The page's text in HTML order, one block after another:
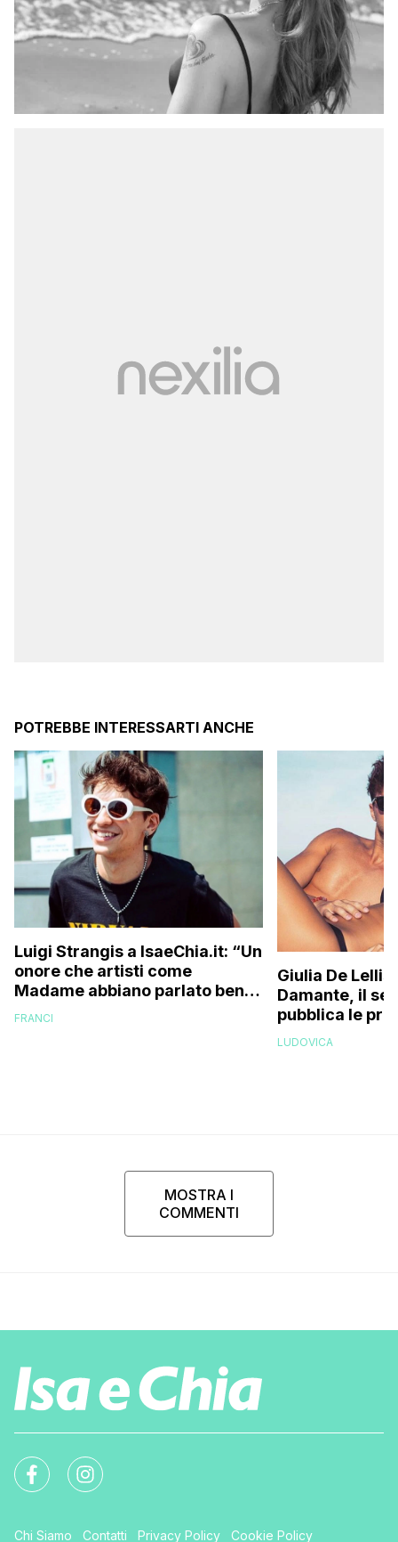
POTREBBE INTERESSARTI ANCHE
Luigi Strangis a IsaeChia.it: “Un
onore che artisti come
Madame abbiano parlato bene
di me, ma prima di pensare alle
FRANCI
Giulia De Lellis
Damante, il
pubblica le
dopo il ritorno
LUDOVICA
MOSTRA I
COMMENTI
Chi Siamo Contatti Privacy Policy Cookie Policy